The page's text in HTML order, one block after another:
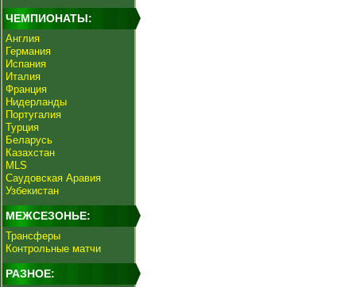
ЧЕМПИОНАТЫ:
Англия
Германия
Испания
Италия
Франция
Нидерланды
Португалия
Турция
Беларусь
Казахстан
MLS
Саудовская Аравия
Узбекистан
МЕЖСЕЗОНЬЕ:
Трансферы
Контрольные матчи
РАЗНОЕ: